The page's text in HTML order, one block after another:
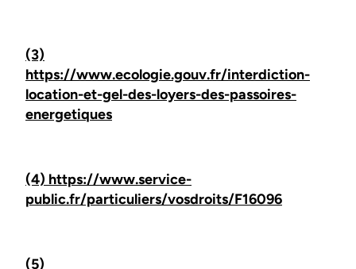
(3)
https://www.ecologie.gouv.fr/interdiction-
location-et-gel-des-loyers-des-passoires-
energetiques
(4) https://www.service-
public.fr/particuliers/vosdroits/F16096
(5)